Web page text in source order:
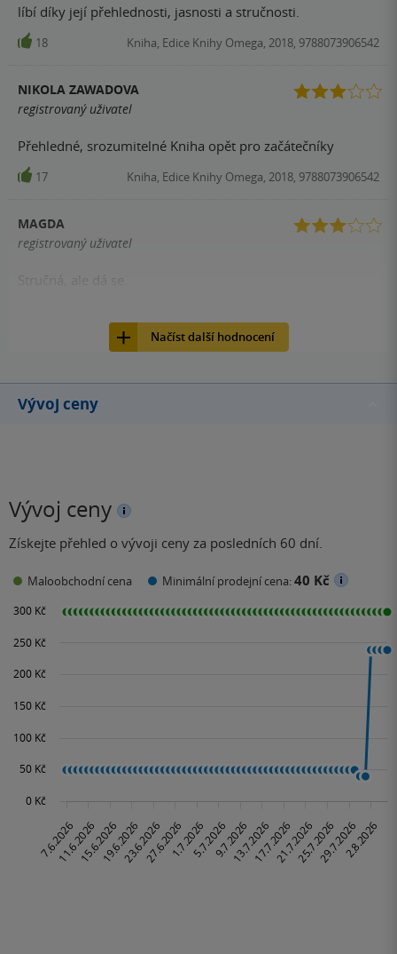
líbí díky její přehlednosti, jasnosti a stručnosti.
18 Kniha, Edice Knihy Omega, 2018, 9788073906542
NIKOLA ZAWADOVA
registrovaný uživatel
Přehledné, srozumitelné Kniha opět pro začátečníky
17 Kniha, Edice Knihy Omega, 2018, 9788073906542
MAGDA
registrovaný uživatel
Načíst další hodnocení
Vývoj ceny
Vývoj ceny
Získejte přehled o vývoji ceny za posledních 60 dní.
Maloobchodní cena Minimální prodejní cena:40 Kč